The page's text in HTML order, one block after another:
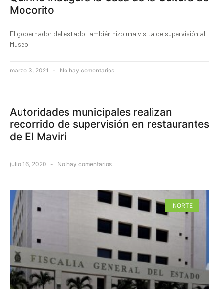
Mocorito
El gobernador del estado también hizo una visita de supervisión al
Museo
marzo 3, 2021 No hay comentarios
Autoridades municipales realizan
recorrido de supervisión en restaurantes
de El Maviri
julio 16, 2020 No hay comentarios
NORTE